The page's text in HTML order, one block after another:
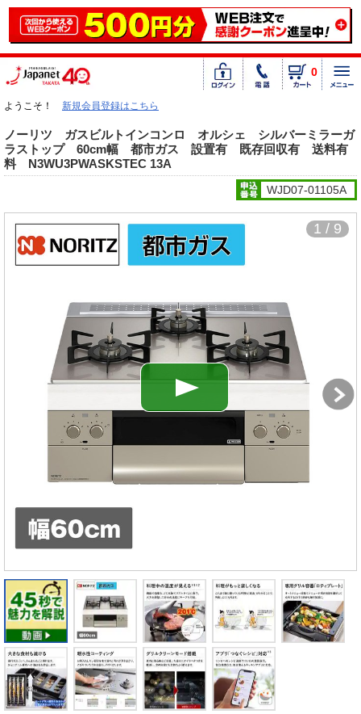
0
ようこそ！ 新規会員登録はこちら
ノーリツ ガスビルトインコンロ オルシェ シルバーミラーガ
ラストップ 60cm幅 都市ガス 設置有 既存回収有 送料有
料 N3WU3PWASKSTEC 13A
WJD07-01105A
1 / 9